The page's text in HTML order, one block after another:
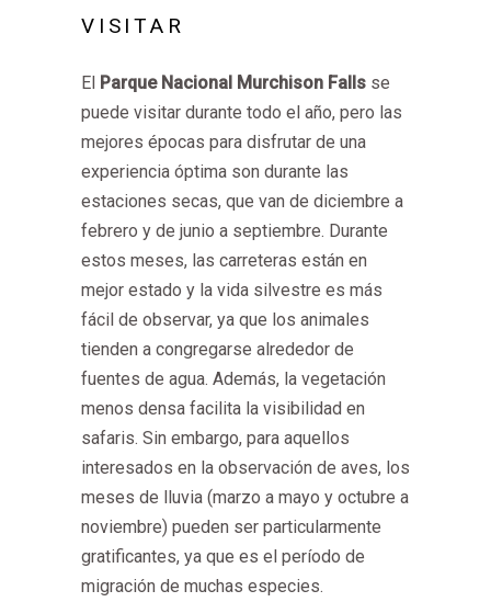
VISITAR
El Parque Nacional Murchison Falls se
puede visitar durante todo el año, pero las
mejores épocas para disfrutar de una
experiencia óptima son durante las
estaciones secas, que van de diciembre a
febrero y de junio a septiembre. Durante
estos meses, las carreteras están en
mejor estado y la vida silvestre es más
fácil de observar, ya que los animales
tienden a congregarse alrededor de
fuentes de agua. Además, la vegetación
menos densa facilita la visibilidad en
safaris. Sin embargo, para aquellos
interesados en la observación de aves, los
meses de lluvia (marzo a mayo y octubre a
noviembre) pueden ser particularmente
gratificantes, ya que es el período de
migración de muchas especies.